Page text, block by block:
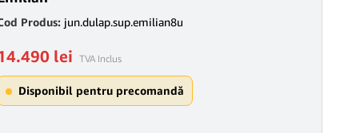
Produs: jun.dulap.sup.emilian8u
lei TVA Inclus
Disponibil pentru precomandă